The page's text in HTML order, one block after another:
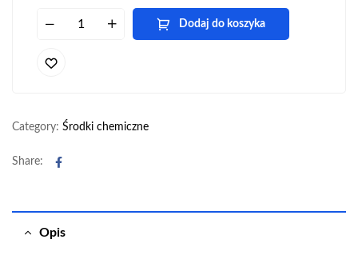
Dodaj do koszyka
Category: Środki chemiczne
Share: Facebook
Opis